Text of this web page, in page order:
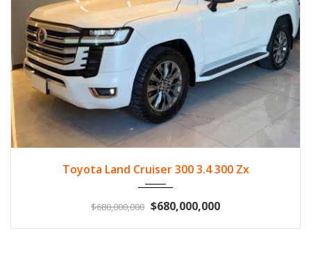
Toyota Land Cruiser 300 3.4 300 Zx
$680,000,000 $680,000,000